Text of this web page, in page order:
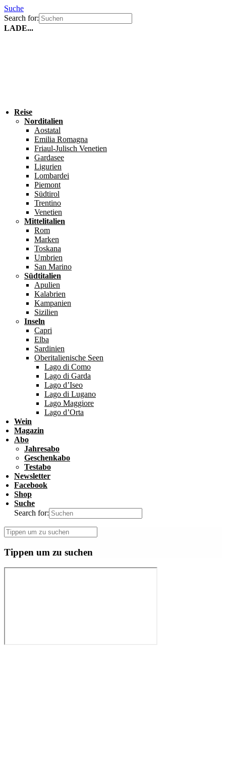
Suche
Search for:
LADE...
Reise
Norditalien
Aostatal
Emilia Romagna
Friaul-Julisch Venetien
Gardasee
Ligurien
Lombardei
Piemont
Südtirol
Trentino
Venetien
Mittelitalien
Rom
Marken
Toskana
Umbrien
San Marino
Südtitalien
Apulien
Kalabrien
Kampanien
Sizilien
Inseln
Capri
Elba
Sardinien
Oberitalienische Seen
Lago di Como
Lago di Garda
Lago d’Iseo
Lago di Lugano
Lago Maggiore
Lago d’Orta
Wein
Magazin
Abo
Jahresabo
Geschenkabo
Testabo
Newsletter
Facebook
Shop
Suche
Search for:
Tippen um zu suchen